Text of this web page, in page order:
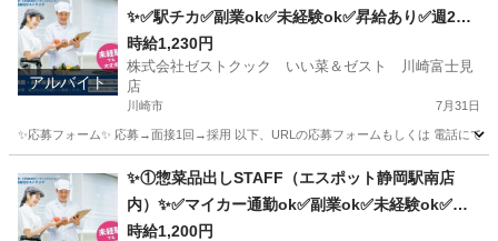
アルバイト
✨✅駅チカ✅副業ok✅未経験ok✅昇給あり✅週2～
ok✅扶養内ok
時給1,230円
株式会社ゼストクック いい菜＆ゼスト 川崎富士見
店
川崎市 7月31日
✨応募フォーム✨ 応募→面接1回→採用 以下、URLの応募フォームもしくは 電話にて
キッチン
✨①惣菜品出しSTAFF（エスポット静岡駅南店
内）✨✅マイカー通勤ok✅副業ok✅未経験ok✅扶
養内ok✅週2～ok
時給1,200円